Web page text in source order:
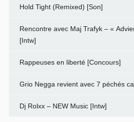
Hold Tight (Remixed) [Son]
Rencontre avec Maj Trafyk – «
[Intw]
Rappeuses en liberté [Concours]
Grio Negga revient avec 7 péchés
Dj Rolxx – NEW Music [Intw]